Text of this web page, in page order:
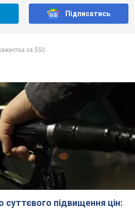
Підписатись
за $50...
підвищення цін: